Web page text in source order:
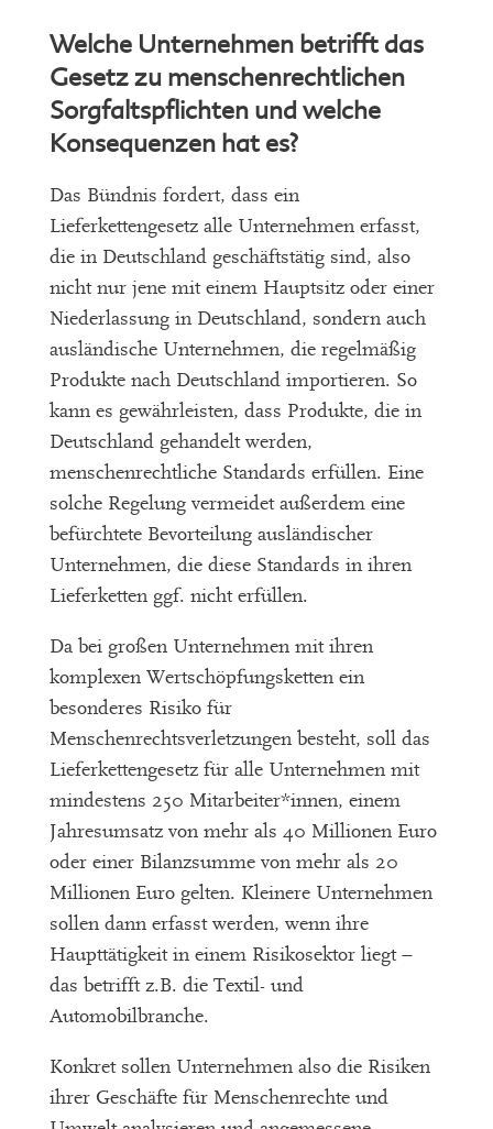
Welche Unternehmen betrifft das
Gesetz zu menschenrechtlichen
Sorgfaltspflichten und welche
Konsequenzen hat es?
Das Bündnis fordert, dass ein
Lieferkettengesetz alle Unternehmen erfasst,
die in Deutschland geschäftstätig sind, also
nicht nur jene mit einem Hauptsitz oder einer
Niederlassung in Deutschland, sondern auch
ausländische Unternehmen, die regelmäßig
Produkte nach Deutschland importieren. So
kann es gewährleisten, dass Produkte, die in
Deutschland gehandelt werden,
menschenrechtliche Standards erfüllen. Eine
solche Regelung vermeidet außerdem eine
befürchtete Bevorteilung ausländischer
Unternehmen, die diese Standards in ihren
Lieferketten ggf. nicht erfüllen.
Da bei großen Unternehmen mit ihren
komplexen Wertschöpfungsketten ein
besonderes Risiko für
Menschenrechtsverletzungen besteht, soll das
Lieferkettengesetz für alle Unternehmen mit
mindestens 250 Mitarbeiter*innen, einem
Jahresumsatz von mehr als 40 Millionen Euro
oder einer Bilanzsumme von mehr als 20
Millionen Euro gelten. Kleinere Unternehmen
sollen dann erfasst werden, wenn ihre
Haupttätigkeit in einem Risikosektor liegt –
das betrifft z.B. die Textil- und
Automobilbranche.
Konkret sollen Unternehmen also die Risiken
ihrer Geschäfte für Menschenrechte und